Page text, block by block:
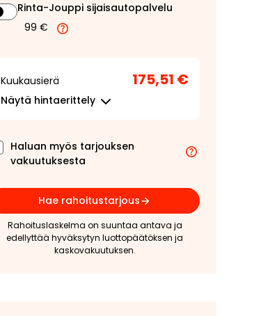
Rinta-Jouppi sijaisautopalvelu
99 €
Kuukausierä 175,51 €
Näytä hintaerittely
Haluan myös tarjouksen
vakuutuksesta
Hae rahoitustarjous
Rahoituslaskelma on suuntaa antava ja
edellyttää hyväksytyn luottopäätöksen ja
kaskovakuutuksen.